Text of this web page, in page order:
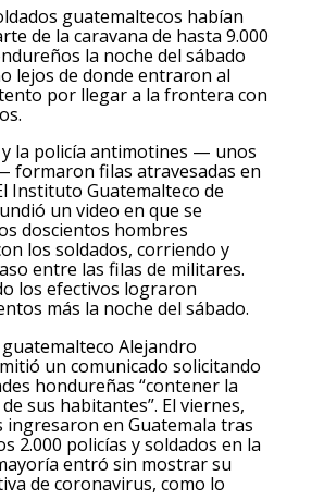
guatemaltecos habían
de la caravana de hasta 9.000
la noche del sábado
lejos de donde entraron al
por llegar a la frontera con
y la policía antimotines — unos
formaron filas atravesadas en
Instituto Guatemalteco de
un video en que se
doscientos hombres
los soldados, corriendo y
entre las filas de militares.
los efectivos lograron
más la noche del sábado.
Alejandro
un comunicado solicitando
hondureñas “contener la
sus habitantes”. El viernes,
ingresaron en Guatemala tras
2.000 policías y soldados en la
entró sin mostrar su
de coronavirus, como lo